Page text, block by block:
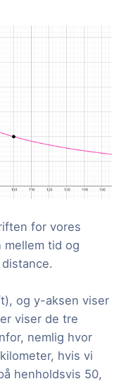
for vores
mellem tid og
og y-aksen viser
viser de tre
nemlig hvor
hvis vi
henholdsvis 50,